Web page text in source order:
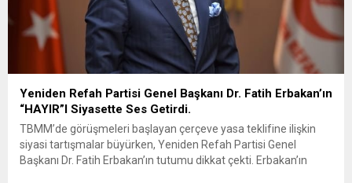
Yeniden Refah Partisi Genel Başkanı Dr. Fatih Erbakan’ın
“HAYIR”I Siyasette Ses Getirdi.
TBMM’de görüşmeleri başlayan çerçeve yasa teklifine ilişkin
siyasi tartışmalar büyürken, Yeniden Refah Partisi Genel
Başkanı Dr. Fatih Erbakan’ın tutumu dikkat çekti. Erbakan’ın